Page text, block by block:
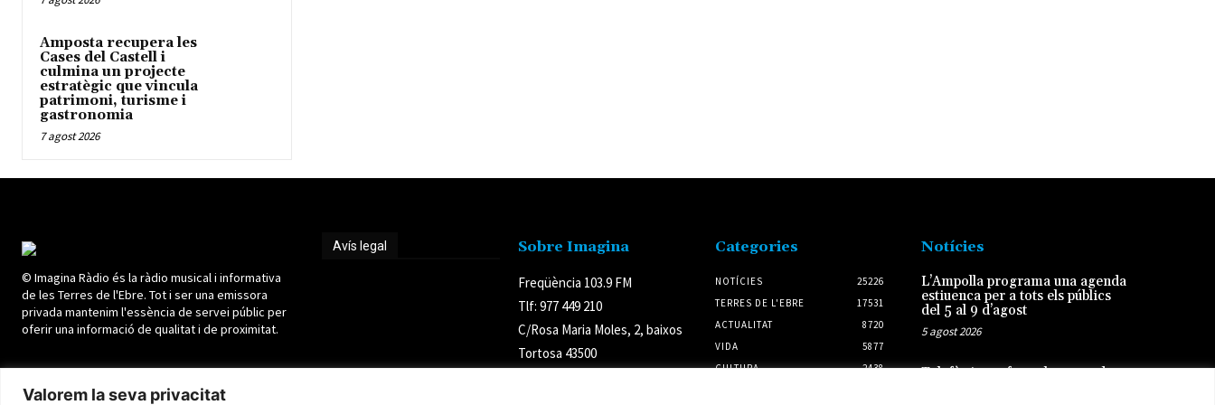
Valorem la seva privacitat
Amposta recupera les
Cases del Castell i
culmina un projecte
estratègic que vincula
patrimoni, turisme i
gastronomia
7 agost 2026
© Imagina Ràdio és la ràdio musical i informativa
de les Terres de l'Ebre. Tot i ser una emissora
privada mantenim l'essència de servei públic per
oferir una informació de qualitat i de proximitat.
Avís legal Sobre Imagina
Freqüència 103.9 FM
Tlf: 977 449 210
C/Rosa Maria Moles, 2, baixos
Tortosa 43500
Categories
NOTÍCIES
25226
TERRES DE L'EBRE
17531
ACTUALITAT
8720
VIDA
5877
CULTURA
2438
Notícies
L’Ampolla programa una agenda
estiuenca per a tots els públics
del 5 al 9 d’agost
5 agost 2026
Telefònica reforça la xarxa de